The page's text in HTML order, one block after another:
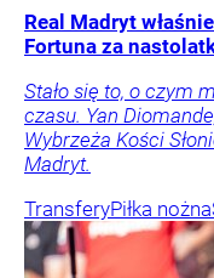
Real Madryt
Fortuna za
Stało się to, o czym
czasu. Yan
Wybrzeża Kości
Madryt.
TransferyPiłka nożna